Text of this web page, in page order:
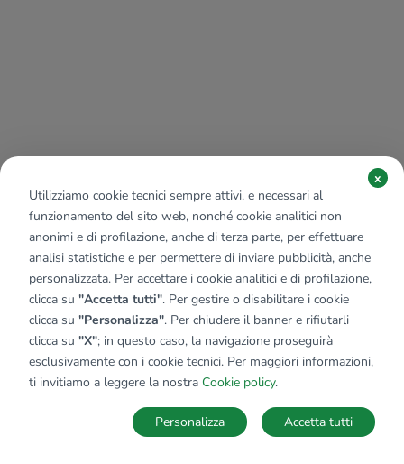
SALVA RICERCA
Utilizziamo cookie tecnici sempre attivi, e necessari al
funzionamento del sito web, nonché cookie analitici non
anonimi e di profilazione, anche di terza parte, per effettuare
analisi statistiche e per permettere di inviare pubblicità, anche
personalizzata. Per accettare i cookie analitici e di profilazione,
clicca su "Accetta tutti". Per gestire o disabilitare i cookie
clicca su "Personalizza". Per chiudere il banner e rifiutarli
clicca su "X"; in questo caso, la navigazione proseguirà
esclusivamente con i cookie tecnici. Per maggiori informazioni,
ti invitiamo a leggere la nostra Cookie policy.
x
Accetta tutti
Personalizza